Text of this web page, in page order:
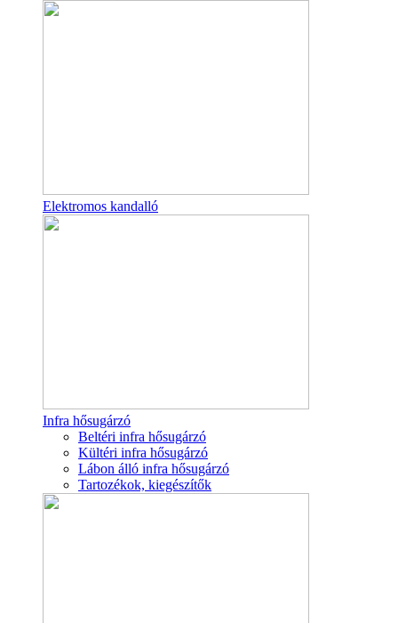
Elektromos kandalló
Infra hősugárzó
Beltéri infra hősugárzó
Kültéri infra hősugárzó
Lábon álló infra hősugárzó
Tartozékok, kiegészítők